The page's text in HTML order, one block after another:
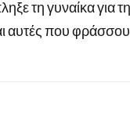
τη γυναίκα για
αυτές που